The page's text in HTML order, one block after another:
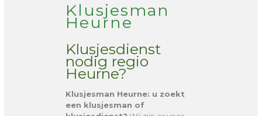
Klusjesman
Heurne
Klusjesdienst
nodig regio
Heurne?
Klusjesman Heurne: u zoekt
een klusjesman of